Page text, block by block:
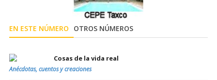
EN ESTE NÚMERO OTROS NÚMEROS
Cosas de la vida real
Anécdotas, cuentos y creaciones